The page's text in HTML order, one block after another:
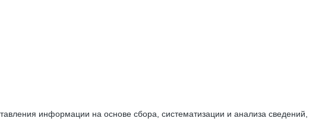
информации на основе сбора, систематизации и анализа сведений,